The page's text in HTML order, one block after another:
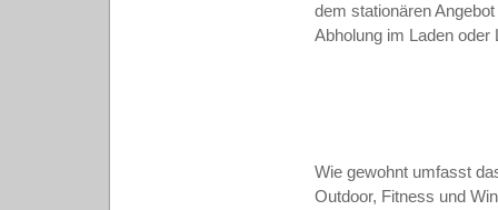
dem stationären
Abholung im Laden oder
Wie gewohnt umfasst
Outdoor, Fitness und